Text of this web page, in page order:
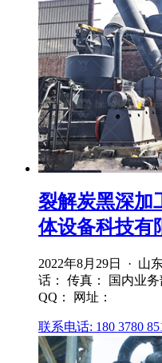
裂解炭黑深加
体设备科技有
2022年8月29日 · 山
话： 传真： 国内业
QQ： 网址：
联系电话: 180 3780